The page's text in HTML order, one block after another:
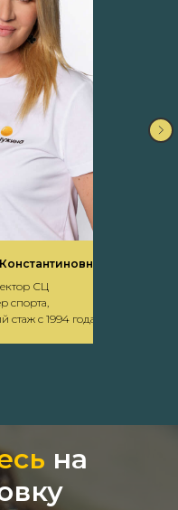
Вадимович
спорта,
стаж более 20 лет
на